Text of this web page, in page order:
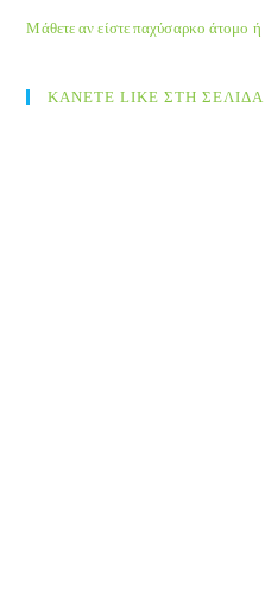
Μάθετε αν είστε παχύσαρκο άτομο ή
ΚΑΝΕΤΕ LIKE ΣΤΗ